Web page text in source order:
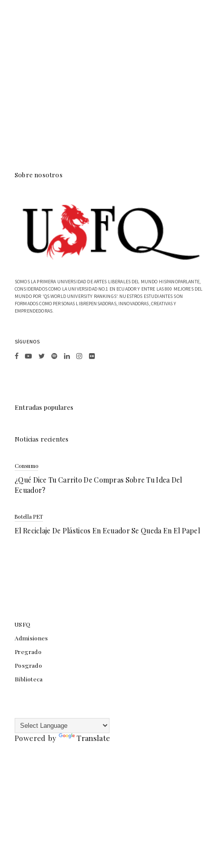
Sobre nosotros
SOMOS LA PRIMERA UNIVERSIDAD DE ARTES LIBERALES DEL MUNDO HISPANOPARLANTE,
CONSIDERADOS COMO LA UNIVERSIDAD NO.1 EN ECUADOR Y ENTRE LAS 800 MEJORES DEL
MUNDO POR 'QS WORLD UNIVERSITY RANKINGS'. NUESTROS ESTUDIANTES SON
FORMADOS COMO PERSONAS LIBREPENSADORAS, INNOVADORAS, CREATIVAS Y
EMPRENDEDORAS.
SÍGUENOS
Entradas populares
Noticias recientes
Consumo
¿Qué Dice Tu Carrito De Compras Sobre Tu Idea Del
Ecuador?
Botella PET
El Reciclaje De Plásticos En Ecuador Se Queda En El Papel
USFQ
Admisiones
Pregrado
Posgrado
Biblioteca
Powered by Translate